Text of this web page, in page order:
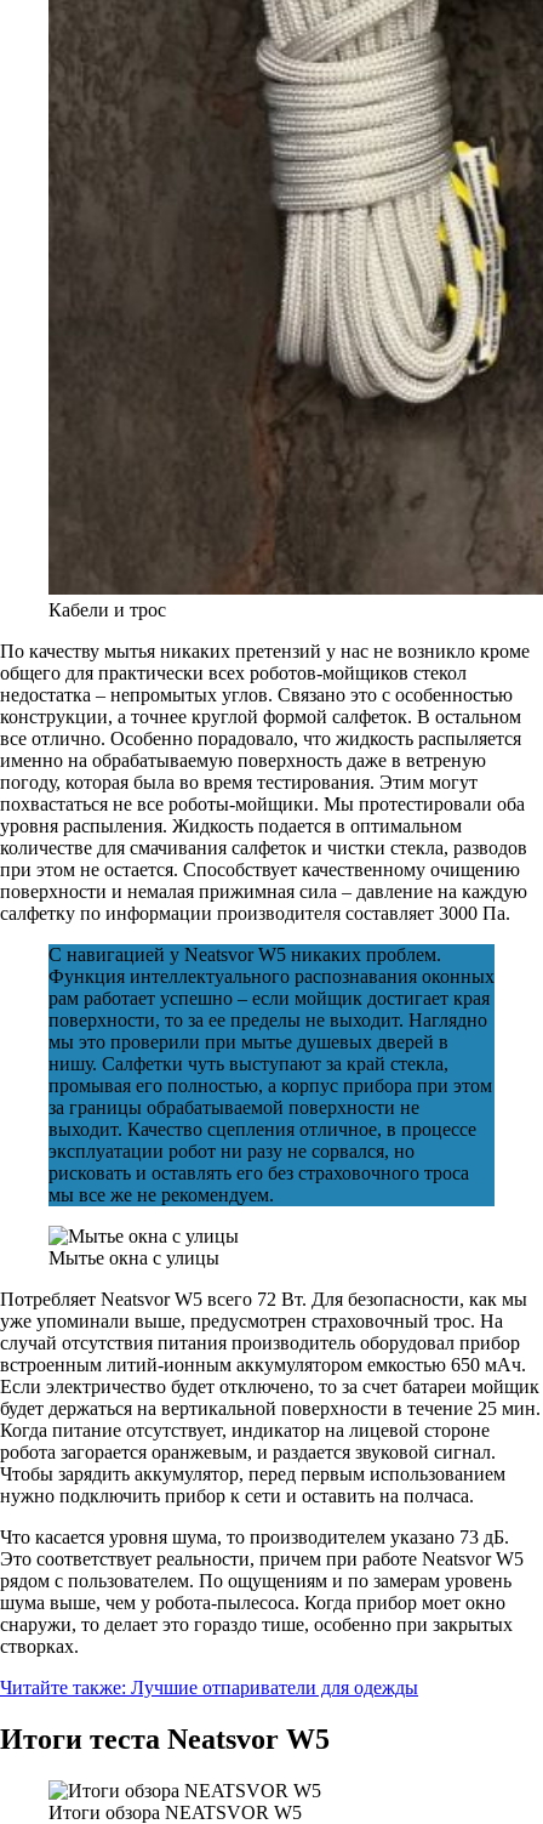
Кабели и трос
По качеству мытья никаких претензий у нас не возникло кроме
общего для практически всех роботов-мойщиков стекол
недостатка – непромытых углов. Связано это с особенностью
конструкции, а точнее круглой формой салфеток. В остальном
все отлично. Особенно порадовало, что жидкость распыляется
именно на обрабатываемую поверхность даже в ветреную
погоду, которая была во время тестирования. Этим могут
похвастаться не все роботы-мойщики. Мы протестировали оба
уровня распыления. Жидкость подается в оптимальном
количестве для смачивания салфеток и чистки стекла, разводов
при этом не остается. Способствует качественному очищению
поверхности и немалая прижимная сила – давление на каждую
салфетку по информации производителя составляет 3000 Па.
С навигацией у Neatsvor W5 никаких проблем.
Функция интеллектуального распознавания оконных
рам работает успешно – если мойщик достигает края
поверхности, то за ее пределы не выходит. Наглядно
мы это проверили при мытье душевых дверей в
нишу. Салфетки чуть выступают за край стекла,
промывая его полностью, а корпус прибора при этом
за границы обрабатываемой поверхности не
выходит. Качество сцепления отличное, в процессе
эксплуатации робот ни разу не сорвался, но
рисковать и оставлять его без страховочного троса
мы все же не рекомендуем.
Мытье окна с улицы
Потребляет Neatsvor W5 всего 72 Вт. Для безопасности, как мы
уже упоминали выше, предусмотрен страховочный трос. На
случай отсутствия питания производитель оборудовал прибор
встроенным литий-ионным аккумулятором емкостью 650 мАч.
Если электричество будет отключено, то за счет батареи мойщик
будет держаться на вертикальной поверхности в течение 25 мин.
Когда питание отсутствует, индикатор на лицевой стороне
робота загорается оранжевым, и раздается звуковой сигнал.
Чтобы зарядить аккумулятор, перед первым использованием
нужно подключить прибор к сети и оставить на полчаса.
Что касается уровня шума, то производителем указано 73 дБ.
Это соответствует реальности, причем при работе Neatsvor W5
рядом с пользователем. По ощущениям и по замерам уровень
шума выше, чем у робота-пылесоса. Когда прибор моет окно
снаружи, то делает это гораздо тише, особенно при закрытых
створках.
Читайте также: Лучшие отпариватели для одежды
Итоги теста Neatsvor W5
Итоги обзора NEATSVOR W5